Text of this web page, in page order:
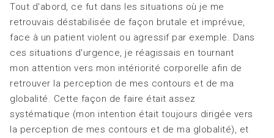
Tout d'abord, ce fut dans les situations où je me
retrouvais déstabilisée de façon brutale et imprévue,
face à un patient violent ou agressif par exemple. Dans
ces situations d'urgence, je réagissais en tournant
mon attention vers mon intériorité corporelle afin de
retrouver la perception de mes contours et de ma
globalité. Cette façon de faire était assez
systématique (mon intention était toujours dirigée vers
la perception de mes contours et de ma globalité), et